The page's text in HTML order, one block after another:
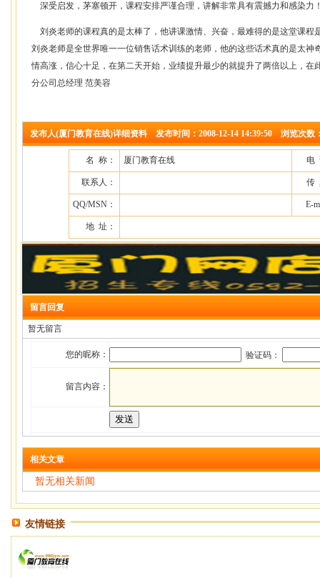
深受启发，茅塞顿开，课程安排严谨合理，讲解非常具有震撼力和感染
刘炎老师的课程真的是太棒了，他讲课激情、兴奋，最难得的是这堂课程
刘炎老师是全世界唯一一位销售话术训练的老师，他的这些话术真的是太神
情高涨，信心十足，在第二天开始，业绩提升最少的就提升了两倍以上，
分公司总经理 范美容
发布人(厦门教育在线)详细资料 发布时间：2008-12-14 14:39:50 浏览次数
名 称： 厦门教育在线 电
联系人： 传
QQ/MSN： E-
地 址：
留言回复
暂无留言
您的昵称： 验证码：
留言内容：
相关文章
暂无相关新闻
友情链接